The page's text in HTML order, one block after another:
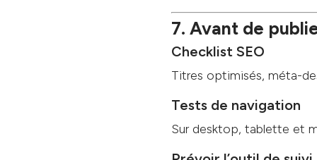
7. Avant de
Checklist SEO
Titres optimisés, méta-
Tests de navigation
Sur desktop, tablette et